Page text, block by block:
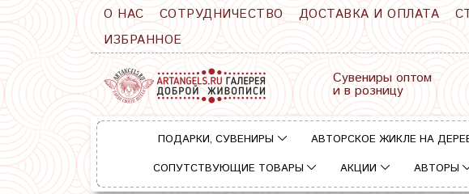
О НАС СОТРУДНИЧЕСТВО ДОСТАВКА И ОПЛАТА
ИЗБРАННОЕ
Сувениры оптом
и в розницу
ПОДАРКИ, СУВЕНИРЫ АВТОРСКОЕ ЖИКЛЕ НА
СОПУТСТВУЮЩИЕ ТОВАРЫ
АКЦИИ АВТОРЫ